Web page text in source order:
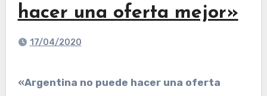
hacer una oferta mejor»
17/04/2020
«Argentina no puede hacer una oferta